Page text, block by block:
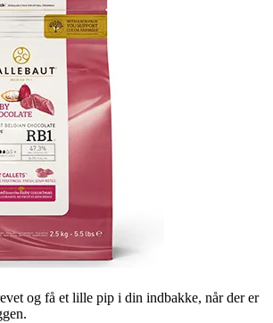
og få et lille pip i din indbakke, når der er